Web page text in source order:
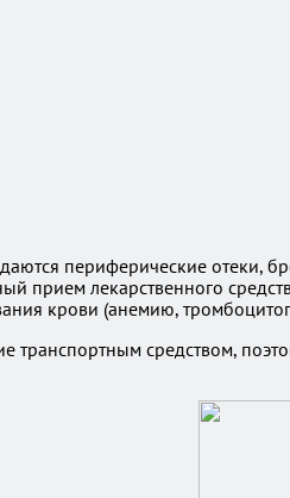
периферические отеки,
прием лекарственного
крови (анемию,
транспортным средством,